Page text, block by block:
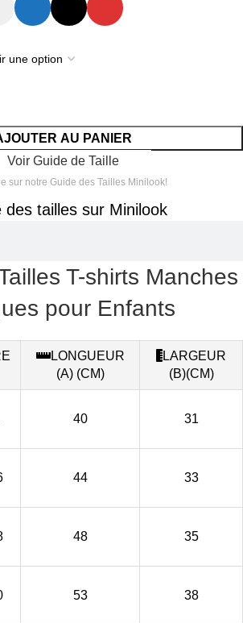
AU PANIER
Voir Guide de Taille
sur notre Guide des Tailles Minilook!
des tailles sur Minilook
T-shirts Manches
pour Enfants
LONGUEUR
(A) (CM)
LARGEUR
(B)(CM)
40 31
44 33
48 35
53 38